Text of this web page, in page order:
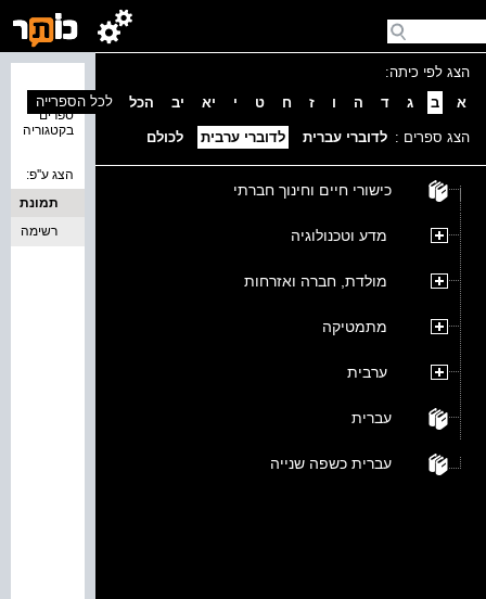
הצג לפי כיתה:
א
ב ג ד ה ו ז ח ט י יא יב הכל
הצג ספרים : לדוברי עברית לדוברי ערבית לכולם
כישורי חיים וחינוך חברתי
מדע וטכנולוגיה
מולדת, חברה ואזרחות
מתמטיקה
ערבית
עברית
עברית כשפה שנייה
ספרים
בקטגוריה
לכל הספרייה
הצג ע''פ:
תמונת
כריכה
רשימה